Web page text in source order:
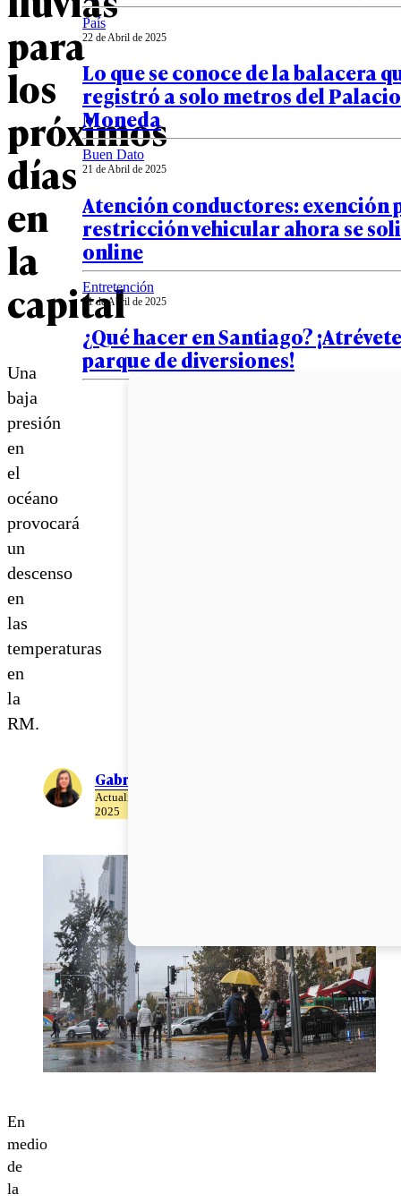
para
los
próximos
días
en
la
capital
Una
baja
presión
en
el
océano
provocará
un
descenso
en
las
temperaturas
en
la
RM.
Gabriela Romo
Actualizado el 22 de Abril del
2025
En
medio
de
la
País
22 de Abril de 2025
Lo que se conoce de la balacera
registró a solo metros del
Moneda
Buen Dato
21 de Abril de 2025
Atención conductores: exención
restricción vehicular ahora se
online
Entretención
21 de Abril de 2025
¿Qué hacer en Santiago?
parque de diversiones!